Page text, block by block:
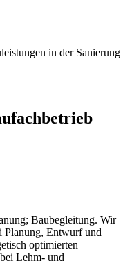
in der Sanierung
Baubegleitung. Wir
Planung, Entwurf und
optimierten
Lehm- und